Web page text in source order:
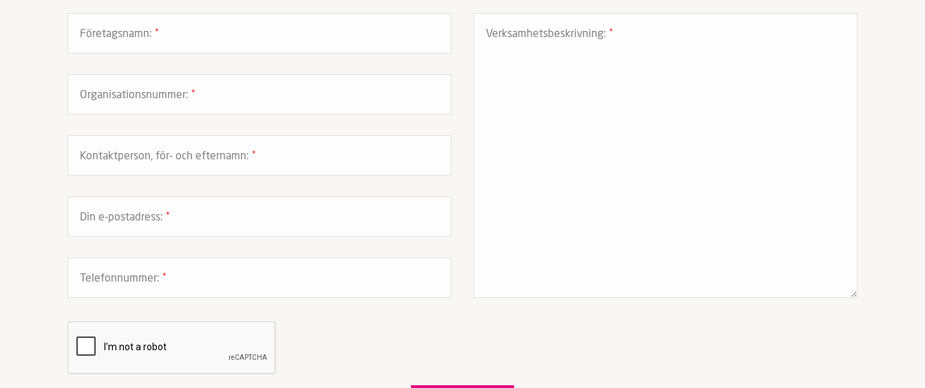
Företagsnamn: *
Organisationsnummer: *
Kontaktperson, för- och efternamn: *
Din e-postadress: *
Telefonnummer: *
Verksamhetsbeskrivning: *